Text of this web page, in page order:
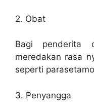
2. Obat
Bagi penderita
meredakan rasa
seperti
3. Penyangga